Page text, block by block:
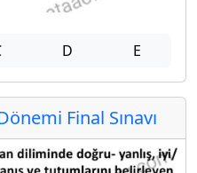
D E
Final Sınavı